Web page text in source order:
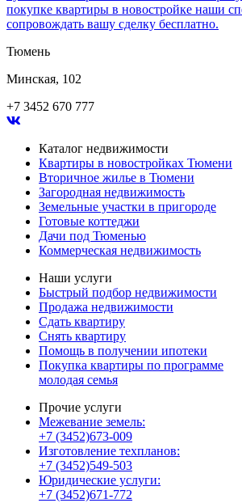
покупке квартиры в новостройке наши
сопровождать вашу сделку бесплатно.
Тюмень
Минская, 102
+7 3452 670 777
Каталог недвижимости
Квартиры в новостройках Тюмени
Вторичное жилье в Тюмени
Загородная недвижимость
Земельные участки в пригороде
Готовые коттеджи
Дачи под Тюменью
Коммерческая недвижимость
Наши услуги
Быстрый подбор недвижимости
Продажа недвижимости
Сдать квартиру
Снять квартиру
Помощь в получении ипотеки
Покупка квартиры по программе
молодая семья
Прочие услуги
Межевание земель:
+7 (3452)673-009
Изготовление техпланов:
+7 (3452)549-503
Юридические услуги:
+7 (3452)671-772